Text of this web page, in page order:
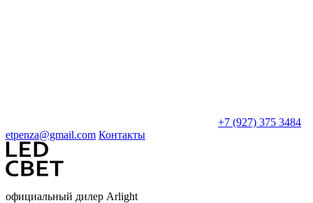
+7 (927) 375 3484
etpenza@gmail.com Контакты
официальный дилер Arlight